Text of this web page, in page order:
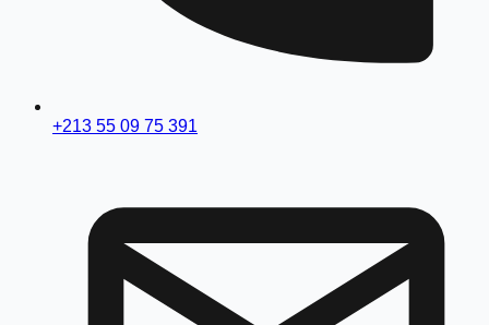
+213 55 09 75 391